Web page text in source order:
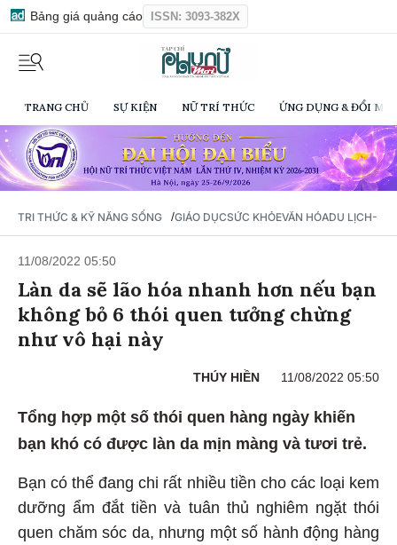
Bảng giá quảng cáo ISSN: 3093-382X
TRANG CHỦ SỰ KIỆN NỮ TRÍ THỨC ỨNG DỤNG & ĐỔI
TRI THỨC & KỸ NĂNG SỐNG /GIÁO DỤCSỨC KHỎEVĂN HÓADU LỊCH-
11/08/2022 05:50
Làn da sẽ lão hóa nhanh hơn nếu bạn
không bỏ 6 thói quen tưởng chừng
như vô hại này
THÚY HIỀN 11/08/2022 05:50
Tổng hợp một số thói quen hàng ngày khiến
bạn khó có được làn da mịn màng và tươi trẻ.
Bạn có thể đang chi rất nhiều tiền cho các loại kem
dưỡng ẩm đắt tiền và tuân thủ nghiêm ngặt thói
quen chăm sóc da, nhưng một số hành động hàng